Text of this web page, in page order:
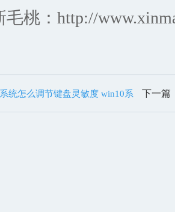
桃：http://
统怎么调节键盘灵敏度 win10系 下一篇